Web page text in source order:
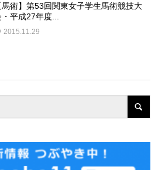
馬術】第53回関東女子学生馬術競技大
平成27年度...
2015.11.29